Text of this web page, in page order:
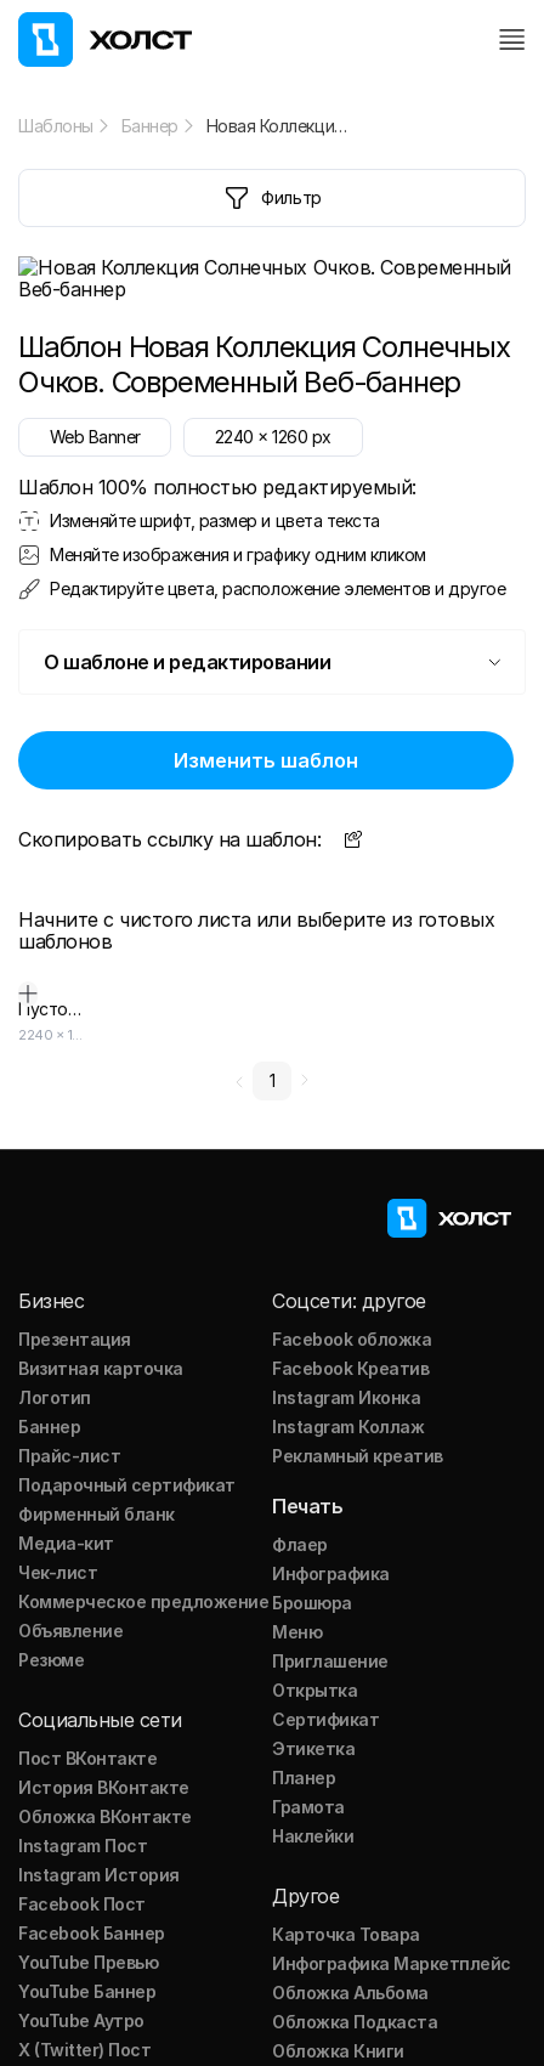
Шаблоны Баннер Новая Коллекция Солнечных Очков. Современный Веб-баннер
Фильтр
Шаблон Новая Коллекция Солнечных
Очков. Современный Веб-баннер
Web Banner 2240 x1260 px
Шаблон 100% полностью редактируемый:
Изменяйте шрифт, размер и цвета текста
Меняйте изображения и графику одним кликом
Редактируйте цвета, расположение элементов и другое
О шаблоне и редактировании
Изменить шаблон
Скопировать ссылку на шаблон:
Начните с чистого листа или выберите из готовых
шаблонов
Пустой дизайн-макет
2240 × 1260
1
Бизнес
Презентация
Визитная карточка
Логотип
Баннер
Прайс-лист
Подарочный сертификат
Фирменный бланк
Медиа-кит
Чек-лист
Коммерческое предложение
Объявление
Резюме
Социальные сети
Пост ВКонтакте
История ВКонтакте
Обложка ВКонтакте
Instagram Пост
Instagram История
Facebook Пост
Facebook Баннер
YouTube Превью
YouTube Баннер
YouTube Аутро
X (Twitter) Пост
Соцсети: другое
Facebook обложка
Facebook Креатив
Instagram Иконка
Instagram Коллаж
Рекламный креатив
Печать
Флаер
Инфографика
Брошюра
Меню
Приглашение
Открытка
Сертификат
Этикетка
Планер
Грамота
Наклейки
Другое
Карточка Товара
Инфографика Маркетплейс
Обложка Альбома
Обложка Подкаста
Обложка Книги